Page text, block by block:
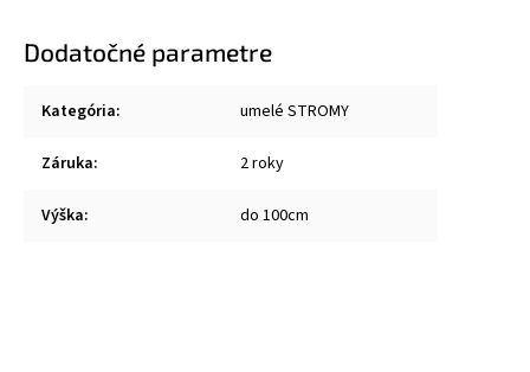
Dodatočné parametre
Kategória: umelé STROMY
Záruka: 2 roky
Výška: do 100cm